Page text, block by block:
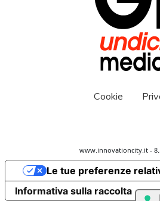
Cookie
www.innovationcity.it -
Informativa sulla raccolta
Le tue preferenze